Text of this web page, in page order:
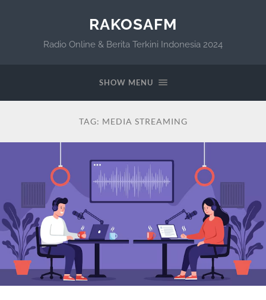
RAKOSAFM
Radio Online & Berita Terkini Indonesia 2024
SHOW MENU
TAG: MEDIA STREAMING